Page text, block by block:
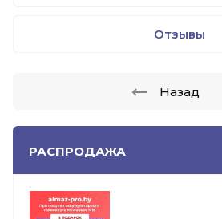
РАСПРОДАЖА
Отзывы
Назад